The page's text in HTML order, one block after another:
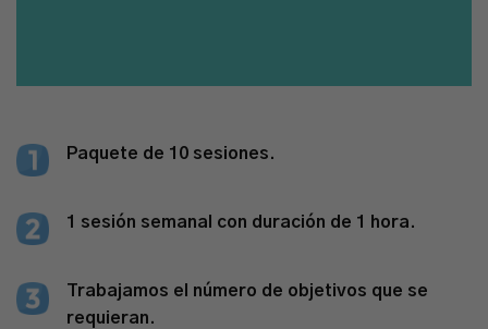
Paquete de 10 sesiones.
1 sesión semanal con duración de 1 hora.
Trabajamos el número de objetivos que se
requieran.